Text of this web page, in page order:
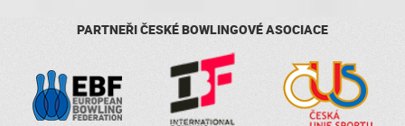
PARTNEŘI ČESKÉ BOWLINGOVÉ ASOCIACE